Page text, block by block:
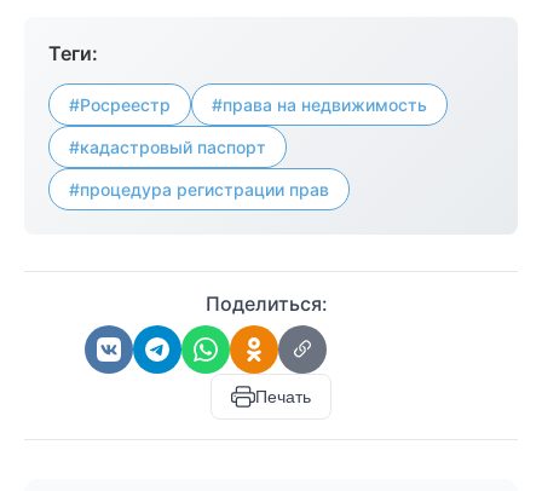
Теги:
#Росреестр #права на недвижимость
#кадастровый паспорт
#процедура регистрации прав
Поделиться:
Печать